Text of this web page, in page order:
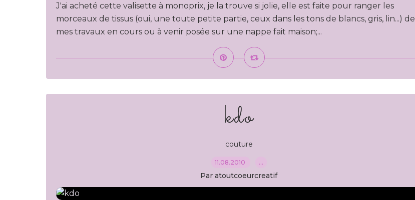
J'ai acheté cette valisette à monoprix, je la trouve si jolie, elle est faite pour ranger les
morceaux de tissus (oui, une toute petite partie, ceux dans les tons de blancs, gris, lin...) de
mes travaux en cours ou à venir posée sur une nappe fait maison;...
kdo
couture
11.08.2010 …
Par atoutcoeurcreatif